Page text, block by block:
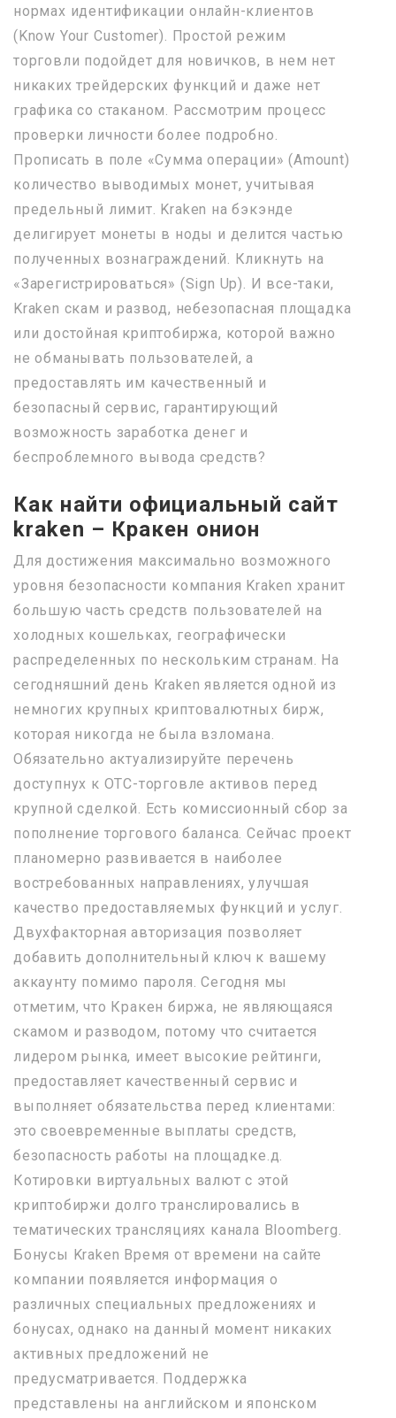
нормах идентификации онлайн-клиентов
(Know Your Customer). Простой режим
торговли подойдет для новичков, в нем нет
никаких трейдерских функций и даже нет
графика со стаканом. Рассмотрим процесс
проверки личности более подробно.
Прописать в поле «Сумма операции» (Amount)
количество выводимых монет, учитывая
предельный лимит. Kraken на бэкэнде
делигирует монеты в ноды и делится частью
полученных вознаграждений. Кликнуть на
«Зарегистрироваться» (Sign Up). И все-таки,
Kraken скам и развод, небезопасная площадка
или достойная криптобиржа, которой важно
не обманывать пользователей, а
предоставлять им качественный и
безопасный сервис, гарантирующий
возможность заработка денег и
беспроблемного вывода средств?
Как найти официальный сайт
kraken – Кракен онион
Для достижения максимально возможного
уровня безопасности компания Kraken хранит
большую часть средств пользователей на
холодных кошельках, географически
распределенных по нескольким странам. На
сегодняшний день Kraken является одной из
немногих крупных криптовалютных бирж,
которая никогда не была взломана.
Обязательно актуализируйте перечень
доступнух к OTC-торговле активов перед
крупной сделкой. Есть комиссионный сбор за
пополнение торгового баланса. Сейчас проект
планомерно развивается в наиболее
востребованных направлениях, улучшая
качество предоставляемых функций и услуг.
Двухфакторная авторизация позволяет
добавить дополнительный ключ к вашему
аккаунту помимо пароля. Сегодня мы
отметим, что Кракен биржа, не являющаяся
скамом и разводом, потому что считается
лидером рынка, имеет высокие рейтинги,
предоставляет качественный сервис и
выполняет обязательства перед клиентами:
это своевременные выплаты средств,
безопасность работы на площадке.д.
Котировки виртуальных валют с этой
криптобиржи долго транслировались в
тематических трансляциях канала Bloomberg.
Бонусы Kraken Время от времени на сайте
компании появляется информация о
различных специальных предложениях и
бонусах, однако на данный момент никаких
активных предложений не
предусматривается. Поддержка
представлены на английском и японском